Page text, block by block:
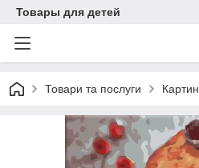
Товары для детей
Товари та послуги